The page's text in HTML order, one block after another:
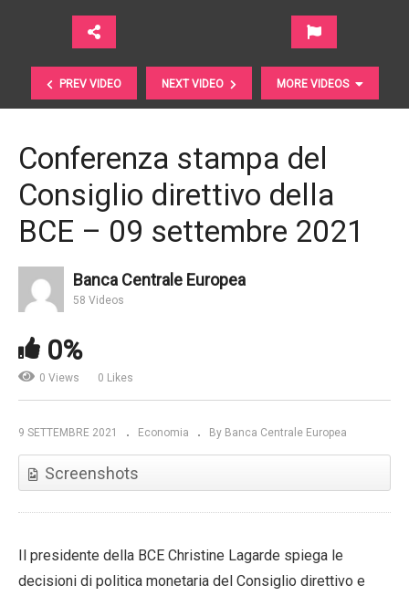
PREV VIDEO NEXT VIDEO MORE VIDEOS
Il più grande motivo per cui le start-up hanno
Conferenza stampa del
Consiglio direttivo della
BCE – 09 settembre 2021
Banca Centrale Europea
58 Videos
0%
0 Views 0 Likes
9 SETTEMBRE 2021 Economia By Banca Centrale Europea
Screenshots
Il presidente della BCE Christine Lagarde spiega le
decisioni di politica monetaria del Consiglio direttivo e